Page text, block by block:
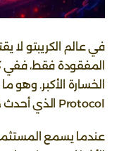
في عالم الكريبتو لا
المفقودة فقط، ففي
Protocol الذي أحدث ضجة في عالم العملات الرقمية.
عندما يسمع